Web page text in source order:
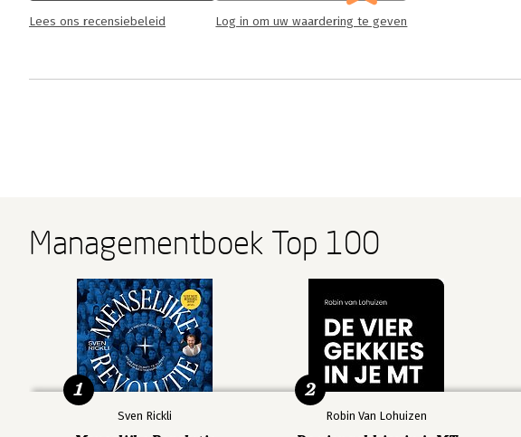
Lees ons recensiebeleid Log in om uw waardering te geven
Managementboek Top 100
Sven Rickli
1
Robin Van Lohuizen
2